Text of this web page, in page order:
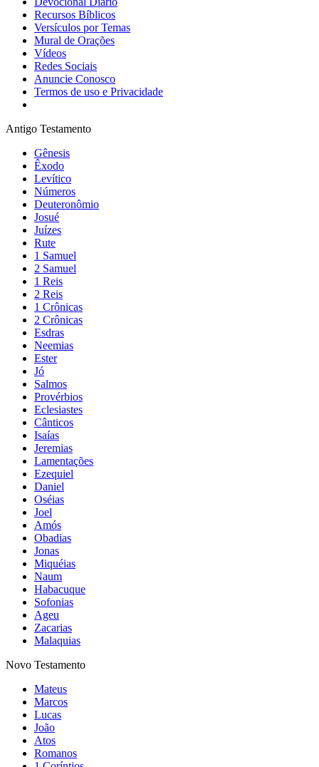
Recursos Bíblicos
Versículos por Temas
Mural de Orações
Vídeos
Redes Sociais
Anuncie Conosco
Termos de uso e Privacidade
Antigo Testamento
Gênesis
Êxodo
Levítico
Números
Deuteronômio
Josué
Juízes
Rute
1 Samuel
2 Samuel
1 Reis
2 Reis
1 Crônicas
2 Crônicas
Esdras
Neemias
Ester
Jó
Salmos
Provérbios
Eclesiastes
Cânticos
Isaías
Jeremias
Lamentações
Ezequiel
Daniel
Oséias
Joel
Amós
Obadias
Jonas
Miquéias
Naum
Habacuque
Sofonias
Ageu
Zacarias
Malaquias
Novo Testamento
Mateus
Marcos
Lucas
João
Atos
Romanos